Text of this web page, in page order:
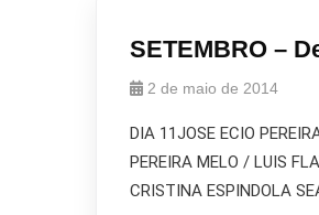
SETEMBRO –
2 de maio de 2014
DIA 11JOSE ECIO
PEREIRA MELO / LUIS
CRISTINA ESPINDOLA